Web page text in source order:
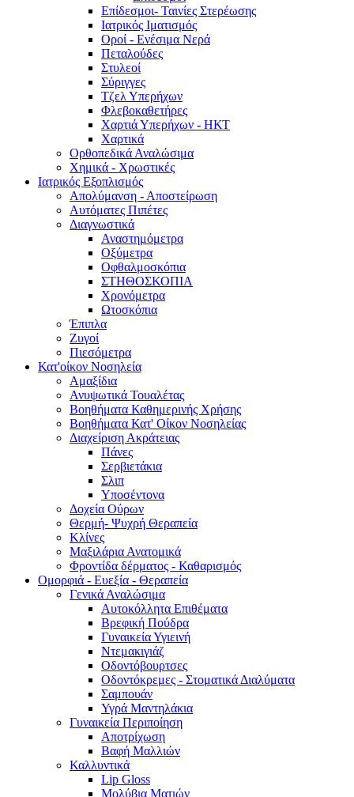
Επίδεσμοι- Ταινίες Στερέωσης
Ιατρικός Ιματισμός
Οροί - Ενέσιμα Νερά
Πεταλούδες
Στυλεοί
Σύριγγες
Τζελ Υπερήχων
Φλεβοκαθετήρες
Χαρτιά Υπερήχων - ΗΚΤ
Χαρτικά
Ορθοπεδικά Αναλώσιμα
Χημικά - Χρωστικές
Ιατρικός Εξοπλισμός
Απολύμανση - Αποστείρωση
Αυτόματες Πιπέτες
Διαγνωστικά
Αναστημόμετρα
Οξύμετρα
Οφθαλμοσκόπια
ΣΤΗΘΟΣΚΟΠΙΑ
Χρονόμετρα
Ωτοσκόπια
Έπιπλα
Ζυγοί
Πιεσόμετρα
Κατ'οίκον Νοσηλεία
Αμαξίδια
Ανυψωτικά Τουαλέτας
Βοηθήματα Καθημερινής Χρήσης
Βοηθήματα Κατ' Οίκον Νοσηλείας
Διαχείριση Ακράτειας
Πάνες
Σερβιετάκια
Σλιπ
Υποσέντονα
Δοχεία Ούρων
Θερμή- Ψυχρή Θεραπεία
Κλίνες
Μαξιλάρια Ανατομικά
Φροντίδα δέρματος - Καθαρισμός
Ομορφιά - Ευεξία - Θεραπεία
Γενικά Αναλώσιμα
Αυτοκόλλητα Επιθέματα
Βρεφική Πούδρα
Γυναικεία Υγιεινή
Ντεμακιγιάζ
Οδοντόβουρτσες
Οδοντόκρεμες - Στοματικά Διαλύματα
Σαμπουάν
Υγρά Μαντηλάκια
Γυναικεία Περιποίηση
Αποτρίχωση
Βαφή Μαλλιών
Καλλυντικά
Lip Gloss
Μολύβια Ματιών